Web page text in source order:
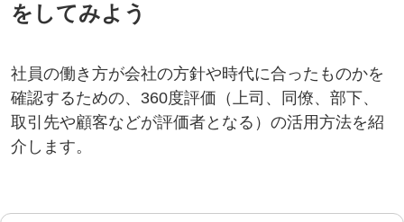
をしてみよう
社員の働き方が会社の方針や時代に合ったものかを
確認するための、360度評価（上司、同僚、部下、
取引先や顧客などが評価者となる）の活用方法を紹
介します。